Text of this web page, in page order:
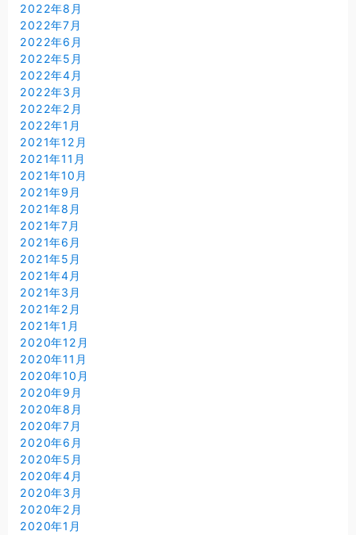
2022年8月
2022年7月
2022年6月
2022年5月
2022年4月
2022年3月
2022年2月
2022年1月
2021年12月
2021年11月
2021年10月
2021年9月
2021年8月
2021年7月
2021年6月
2021年5月
2021年4月
2021年3月
2021年2月
2021年1月
2020年12月
2020年11月
2020年10月
2020年9月
2020年8月
2020年7月
2020年6月
2020年5月
2020年4月
2020年3月
2020年2月
2020年1月